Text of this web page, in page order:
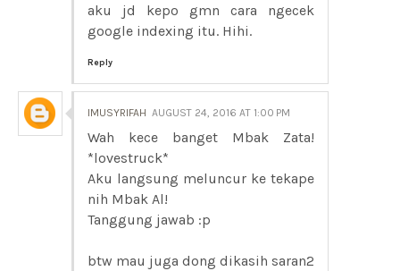
aku jd kepo gmn cara ngecek
google indexing itu. Hihi.
Reply
IMUSYRIFAH AUGUST 24, 2016 AT 1:00 PM
Wah kece banget Mbak Zata!
*lovestruck*
Aku langsung meluncur ke tekape
nih Mbak Al!
Tanggung jawab :p
btw mau juga dong dikasih saran2